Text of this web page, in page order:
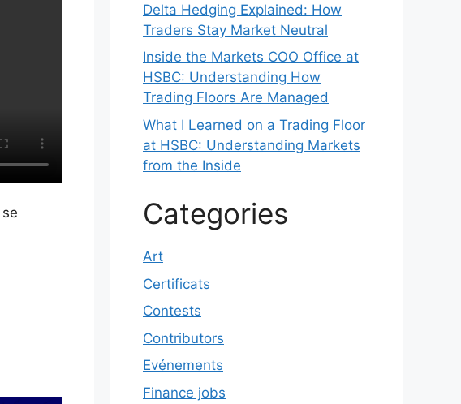
Delta Hedging Explained: How
Traders Stay Market Neutral
Inside the Markets COO Office at
HSBC: Understanding How
Trading Floors Are Managed
What I Learned on a Trading Floor
at HSBC: Understanding Markets
from the Inside
Categories
Art
Certificats
Contests
Contributors
Evénements
Finance jobs